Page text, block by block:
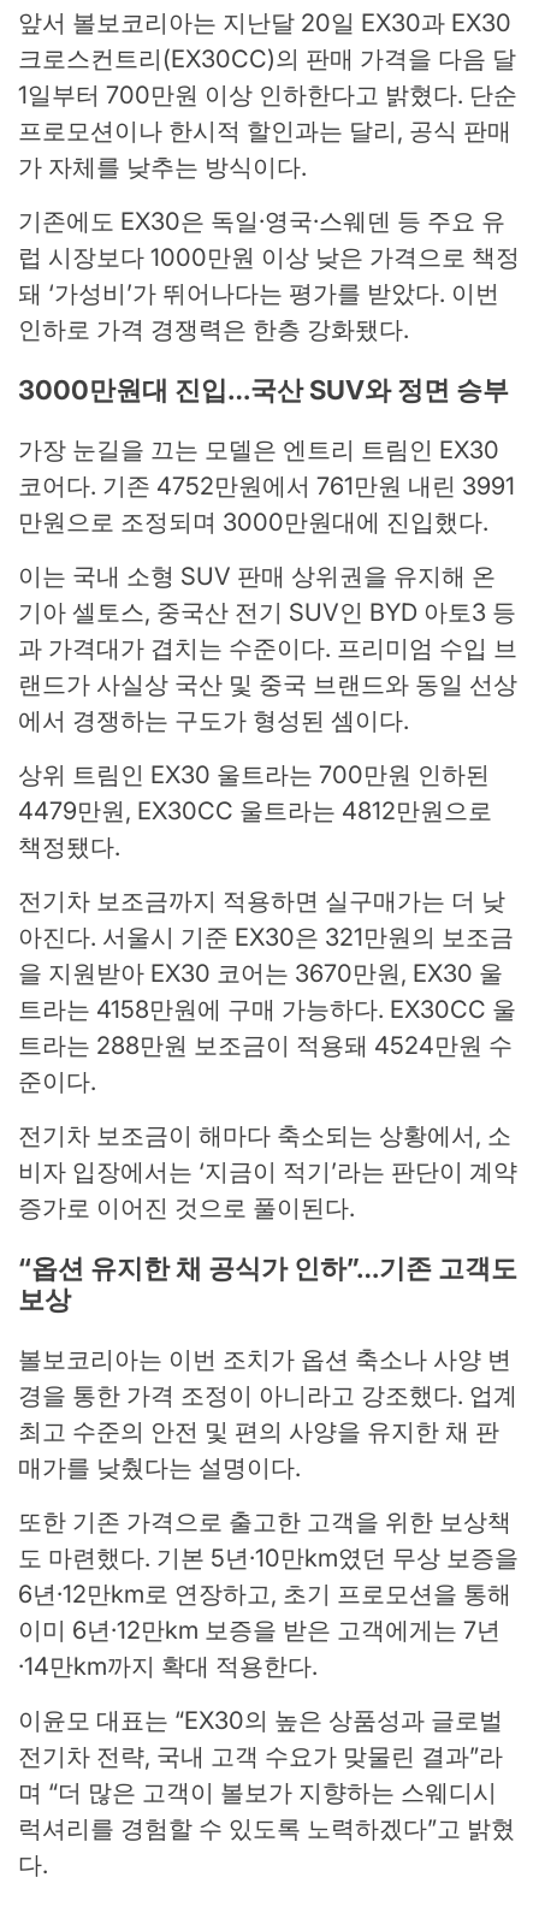
앞서 볼보코리아는 지난달 20일 EX30과 EX30
크로스컨트리(EX30CC)의 판매 가격을 다음 달
1일부터 700만원 이상 인하한다고 밝혔다. 단순
프로모션이나 한시적 할인과는 달리, 공식 판매
가 자체를 낮추는 방식이다.
기존에도 EX30은 독일·영국·스웨덴 등 주요 유
럽 시장보다 1000만원 이상 낮은 가격으로 책정
돼 ‘가성비’가 뛰어나다는 평가를 받았다. 이번
인하로 가격 경쟁력은 한층 강화됐다.
3000만원대 진입…국산 SUV와 정면 승부
가장 눈길을 끄는 모델은 엔트리 트림인 EX30
코어다. 기존 4752만원에서 761만원 내린 3991
만원으로 조정되며 3000만원대에 진입했다.
이는 국내 소형 SUV 판매 상위권을 유지해 온
기아 셀토스, 중국산 전기 SUV인 BYD 아토3 등
과 가격대가 겹치는 수준이다. 프리미엄 수입 브
랜드가 사실상 국산 및 중국 브랜드와 동일 선상
에서 경쟁하는 구도가 형성된 셈이다.
상위 트림인 EX30 울트라는 700만원 인하된
4479만원, EX30CC 울트라는 4812만원으로
책정됐다.
전기차 보조금까지 적용하면 실구매가는 더 낮
아진다. 서울시 기준 EX30은 321만원의 보조금
을 지원받아 EX30 코어는 3670만원, EX30 울
트라는 4158만원에 구매 가능하다. EX30CC 울
트라는 288만원 보조금이 적용돼 4524만원 수
준이다.
전기차 보조금이 해마다 축소되는 상황에서, 소
비자 입장에서는 ‘지금이 적기’라는 판단이 계약
증가로 이어진 것으로 풀이된다.
“옵션 유지한 채 공식가 인하”…기존 고객도
보상
볼보코리아는 이번 조치가 옵션 축소나 사양 변
경을 통한 가격 조정이 아니라고 강조했다. 업계
최고 수준의 안전 및 편의 사양을 유지한 채 판
매가를 낮췄다는 설명이다.
또한 기존 가격으로 출고한 고객을 위한 보상책
도 마련했다. 기본 5년·10만km였던 무상 보증을
6년·12만km로 연장하고, 초기 프로모션을 통해
이미 6년·12만km 보증을 받은 고객에게는 7년
·14만km까지 확대 적용한다.
이윤모 대표는 “EX30의 높은 상품성과 글로벌
전기차 전략, 국내 고객 수요가 맞물린 결과”라
며 “더 많은 고객이 볼보가 지향하는 스웨디시
럭셔리를 경험할 수 있도록 노력하겠다”고 밝혔
다.